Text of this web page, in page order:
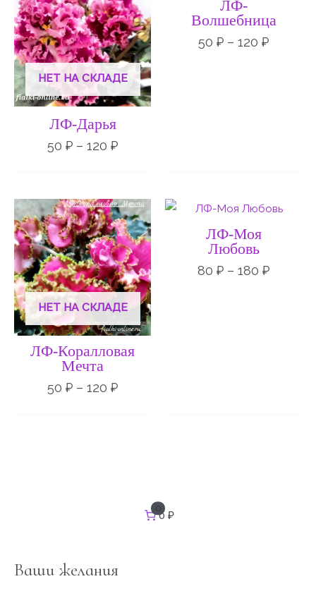
НЕТ НА СКЛАДЕ
ЛФ-Дарья
50 ₽ – 120 ₽
–
120 ₽
ЛФ-
Волшебница
50 ₽ – 120 ₽
120 ₽
НЕТ НА СКЛАДЕ
ЛФ-Коралловая
Мечта
50 ₽ – 120 ₽
Диапазон
цен:
50 ₽
–
120 ₽
ЛФ-Моя
Любовь
80 ₽ – 180 ₽
цен:
0
0 ₽
Ваши желания
ь
: